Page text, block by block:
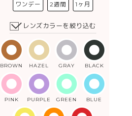
ワンデー 2週間 1ヶ月
レンズカラーを絞り込む
BROWN HAZEL GRAY BLACK
PINK PURPLE GREEN BLUE